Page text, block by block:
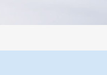
人为误差，焦球形状与人工